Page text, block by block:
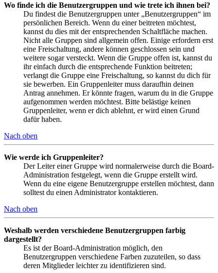
Wo finde ich die Benutzergruppen und wie trete ich ihnen bei?
Du findest die Benutzergruppen unter „Benutzergruppen“ im
persönlichen Bereich. Wenn du einer beitreten möchtest,
kannst du dies mit der entsprechenden Schaltfläche machen.
Nicht alle Gruppen sind allgemein offen. Einige erfordern erst
eine Freischaltung, andere können geschlossen sein und
weitere sogar versteckt. Wenn die Gruppe offen ist, kannst du
ihr einfach durch die entsprechende Funktion beitreten;
verlangt die Gruppe eine Freischaltung, so kannst du dich für
sie bewerben. Ein Gruppenleiter muss daraufhin deinen
Antrag annehmen. Er könnte fragen, warum du in die Gruppe
aufgenommen werden möchtest. Bitte belästige keinen
Gruppenleiter, wenn er dich ablehnt, er wird einen Grund
dafür haben.
Nach oben
Wie werde ich Gruppenleiter?
Der Leiter einer Gruppe wird normalerweise durch die Board-
Administration festgelegt, wenn die Gruppe erstellt wird.
Wenn du eine eigene Benutzergruppe erstellen möchtest, dann
solltest du einen Administrator kontaktieren.
Nach oben
Weshalb werden verschiedene Benutzergruppen farbig
dargestellt?
Es ist der Board-Administration möglich, den
Benutzergruppen verschiedene Farben zuzuteilen, so dass
deren Mitglieder leichter zu identifizieren sind.